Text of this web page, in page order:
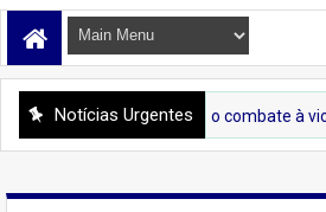
Notícias Urgentes
sobre o combate à violência